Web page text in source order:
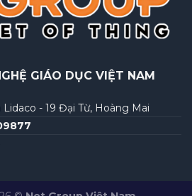
GIÁO DỤC VIỆT NAM
- 19 Đại Từ, Hoàng Mai